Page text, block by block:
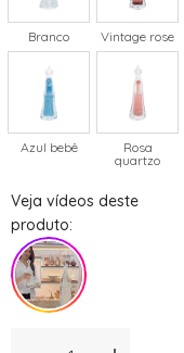
Branco Vintage rose
Azul bebê
Rosa
quartzo
Veja vídeos deste
produto: